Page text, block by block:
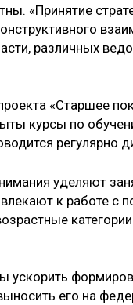
«Принятие
различных
«Старшее
курсы по
регулярно
уделяют
к работе
ускорить
его на